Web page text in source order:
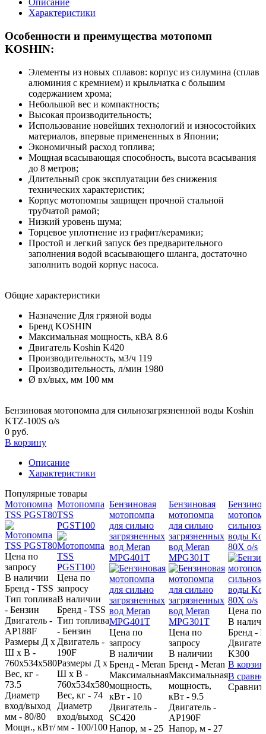
Описание
Характеристики
Особенности и преимущества мотопомп
KOSHIN:
Элементы из новых сплавов: корпус из силумина (сплав
алюминия с кремнием) и крыльчатка с большим
содержанием хрома;
Небольшой вес и компактность;
Высокая производительность;
Использование новейших технологий и износостойких
материалов, впервые примененных в Японии;
Экономичный расход топлива;
Мощная всасывающая способность, высота всасывания
до 8 метров;
Длительный срок эксплуатации без снижения
технических характеристик;
Корпус мотопомпы защищен прочной стальной
трубчатой рамой;
Низкий уровень шума;
Торцевое уплотнение из графит/керамики;
Простой и легкий запуск без предварительного
заполнения водой всасывающего шланга, достаточно
заполнить водой корпус насоса.
Общие характеристики
Назначение Для грязной воды
Бренд KOSHIN
Максимальная мощность, кВА 8.6
Двигатель Koshin K420
Производительность, м3/ч 119
Производительность, л/мин 1980
Ø вх/вых, мм 100 мм
Бензиновая мотопомпа для сильнозагрязненной воды Koshin
KTZ-100S o/s
0 руб.
В корзину
Описание
Характеристики
Популярные товары
Мотопомпа
TSS PGST80
Цена по
запросу
В наличии
Бренд - TSS
Тип топлива
- Бензин
Двигатель -
AP188F
Размеры Д х
Ш х В -
760x534x580
Вес, кг -
73.5
Диаметр
вход/выход
мм - 80/80
Мощн., кВт/
Мотопомпа
TSS
PGST100
Цена по
запросу
В наличии
Бренд - TSS
Тип топлива
- Бензин
Двигатель -
190F
Размеры Д х
Ш х В -
760x534x580
Вес, кг - 74
Диаметр
вход/выход
мм - 100/100
Бензиновая
мотопомпа
для сильно
загрязненных
вод Meran
MPG401T
Цена по
запросу
В наличии
Бренд - Meran
Максимальная
мощность,
кВт - 10
Двигатель -
SC420
Напор, м - 25
Бензиновая
мотопомпа
для сильно
загрязненных
вод Meran
MPG301T
Цена по
запросу
В наличии
Бренд - Meran
Максимальная
мощность,
кВт - 9.5
Двигатель -
AP190F
Напор, м - 27
воды
80X o/s
Цена по
В
Бренд -
K300
В
В